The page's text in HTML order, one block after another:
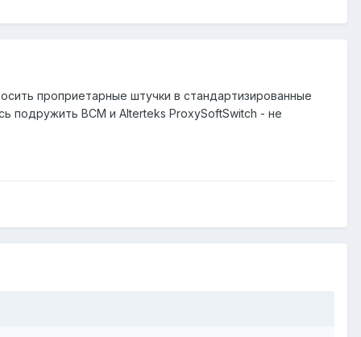
проприетарные штучки в стандартизированные
подружить ВСМ и Alterteks ProxySoftSwitch - не